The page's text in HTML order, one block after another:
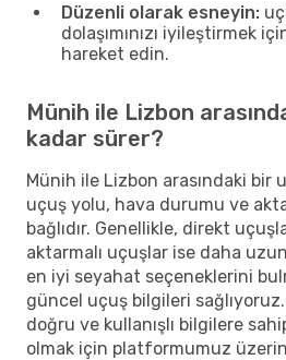
Düzenli olarak esneyin:
dolaşımınızı iyileştirmek
hareket edin.
Münih ile Lizbon
kadar sürer?
Münih ile Lizbon arasındaki bir
uçuş yolu, hava durumu ve
bağlıdır. Genellikle, direkt
aktarmalı uçuşlar ise daha
en iyi seyahat seçeneklerini
güncel uçuş bilgileri
doğru ve kullanışlı bilgilere
olmak için platformumuz